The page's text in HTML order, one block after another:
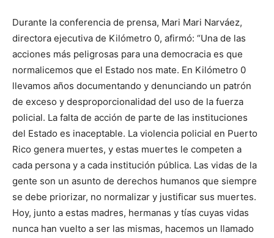
Durante la conferencia de prensa, Mari Mari Narváez,
directora ejecutiva de Kilómetro 0, afirmó: “Una de las
acciones más peligrosas para una democracia es que
normalicemos que el Estado nos mate. En Kilómetro 0
llevamos años documentando y denunciando un patrón
de exceso y desproporcionalidad del uso de la fuerza
policial. La falta de acción de parte de las instituciones
del Estado es inaceptable. La violencia policial en Puerto
Rico genera muertes, y estas muertes le competen a
cada persona y a cada institución pública. Las vidas de la
gente son un asunto de derechos humanos que siempre
se debe priorizar, no normalizar y justificar sus muertes.
Hoy, junto a estas madres, hermanas y tías cuyas vidas
nunca han vuelto a ser las mismas, hacemos un llamado